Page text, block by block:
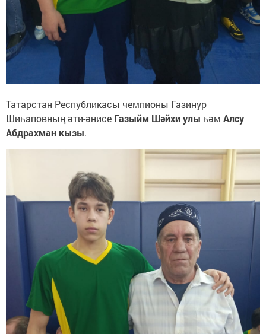
Татарстан Республикасы чемпионы Газинур
Шиһаповның әти-әнисе Газыйм Шәйхи улы һәм Алсу
Абдрахман кызы.